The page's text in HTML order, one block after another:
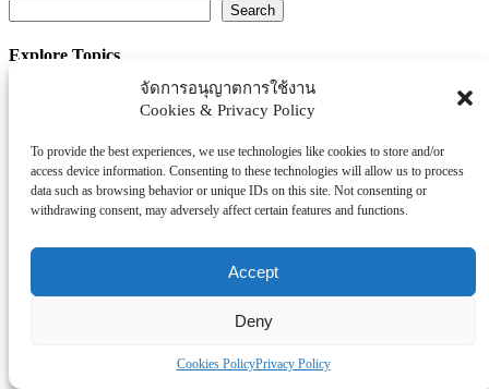
จัดการอนุญาตการใช้งาน
Cookies & Privacy Policy
To provide the best experiences, we use technologies like cookies to store and/or
access device information. Consenting to these technologies will allow us to process
data such as browsing behavior or unique IDs on this site. Not consenting or
withdrawing consent, may adversely affect certain features and functions.
Accept
Deny
Cookies PolicyPrivacy Policy
Search
Explore Topics
Thaiworldtoday
Uncategorized
ธุรกิจ/ประกัน/การเงิน
บันเทิง/กีฬา
ภาครัฐ/ราชการ
ยานยนต์
โรงแรม/ท่องเที่ยว/อาหาร
Tag Clouds